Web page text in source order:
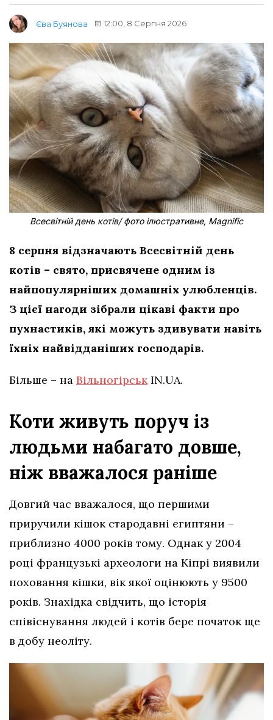
Єва Буянова 12:00, 8 Серпня 2026
Всесвітній день котів/ фото ілюстративне, Magnific
8 серпня відзначають Всесвітній день
котів – свято, присвячене одним із
найпопулярніших домашніх улюбленців.
З цієї нагоди зібрали цікаві факти про
пухнастиків, які можуть здивувати навіть
їхніх найвідданіших господарів.
Більше – на ВільногірськIN.UA.
Коти живуть поруч із
людьми набагато довше,
ніж вважалося раніше
Довгий час вважалося, що першими
приручили кішок стародавні єгиптяни –
приблизно 4000 років тому. Однак у 2004
році французькі археологи на Кіпрі виявили
поховання кішки, вік якої оцінюють у 9500
років. Знахідка свідчить, що історія
співіснування людей і котів бере початок ще
в добу неоліту.